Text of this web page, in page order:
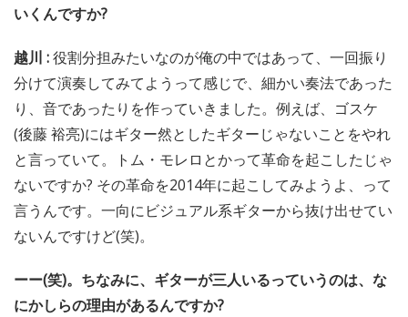
いくんですか?
越川 :役割分担みたいなのが俺の中ではあって、一回振り
分けて演奏してみてようって感じで、細かい奏法であった
り、音であったりを作っていきました。例えば、ゴスケ
(後藤 裕亮)にはギター然としたギターじゃないことをやれ
と言っていて。トム・モレロとかって革命を起こしたじゃ
ないですか? その革命を2014年に起こしてみようよ、って
言うんです。一向にビジュアル系ギターから抜け出せてい
ないんですけど(笑)。
ーー(笑)。ちなみに、ギターが三人いるっていうのは、な
にかしらの理由があるんですか?